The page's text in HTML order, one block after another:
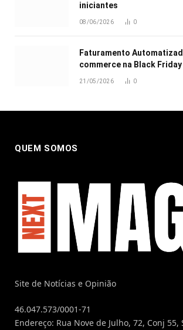
iniciantes
08/06/2026 0
Faturamento
commerce na Black Friday
21/05/2026 0
QUEM SOMOS
Site de Notícias e Opinião
46.047.573/0001-71
Endereço: Rua Nove de Julho, 72, Conj 55,